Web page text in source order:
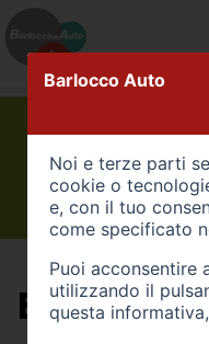
Barlocco Auto
Noi e terze parti
cookie o
e, con il tuo
come specificato
Puoi acconsentire
utilizzando il
questa